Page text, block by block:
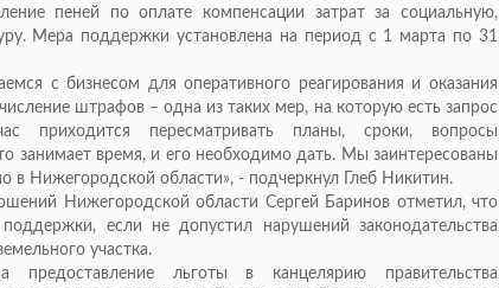
пеней по оплате компенсации затрат за социальную,
Мера поддержки установлена на период с 1 марта по 31
с бизнесом для оперативного реагирования и оказания
штрафов – одна из таких мер, на которую есть запрос
приходится пересматривать планы, сроки, вопросы
занимает время, и его необходимо дать. Мы заинтересованы
в Нижегородской области», - подчеркнул Глеб Никитин.
Нижегородской области Сергей Баринов отметил, что
если не допустил нарушений законодательства
участка.
предоставление льготы в канцелярию правительства